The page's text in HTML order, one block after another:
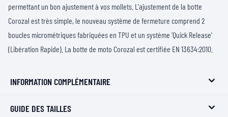
permettant un bon ajustement à vos mollets. L'ajustement de la botte
Corozal est très simple, le nouveau système de fermeture comprend 2
boucles micrométriques fabriquées en TPU et un système 'Quick Release'
(Libération Rapide). La botte de moto Corozal est certifiée EN 13634:2010.
INFORMATION COMPLÉMENTAIRE
GUIDE DES TAILLES